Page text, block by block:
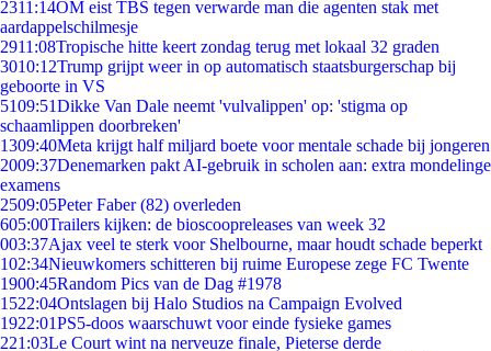
2311:14OM eist TBS tegen verwarde man die agenten stak met
aardappelschilmesje
2911:08Tropische hitte keert zondag terug met lokaal 32 graden
3010:12Trump grijpt weer in op automatisch staatsburgerschap bij
geboorte in VS
5109:51Dikke Van Dale neemt 'vulvalippen' op: 'stigma op
schaamlippen doorbreken'
1309:40Meta krijgt half miljard boete voor mentale schade bij jongeren
2009:37Denemarken pakt AI-gebruik in scholen aan: extra mondelinge
examens
2509:05Peter Faber (82) overleden
605:00Trailers kijken: de bioscoopreleases van week 32
003:37Ajax veel te sterk voor Shelbourne, maar houdt schade beperkt
102:34Nieuwkomers schitteren bij ruime Europese zege FC Twente
1900:45Random Pics van de Dag #1978
1522:04Ontslagen bij Halo Studios na Campaign Evolved
1922:01PS5-doos waarschuwt voor einde fysieke games
221:03Le Court wint na nerveuze finale, Pieterse derde